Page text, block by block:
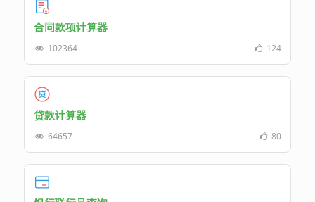
合同款项计算器
102364 124
贷款计算器
64657 80